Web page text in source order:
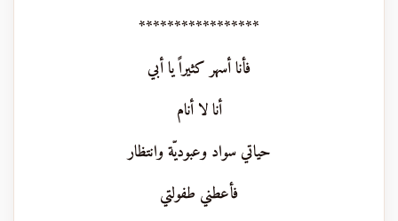
*****************
فأنا أسهر كثيراً يا أبي
أنا لا أنام
حياتي سواد وعبوديّة وانتظار
فأعطني طفولتي